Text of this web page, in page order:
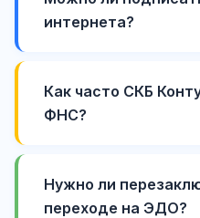
интернета?
Как часто СКБ
ФНС?
Нужно ли
переходе на ЭДО?